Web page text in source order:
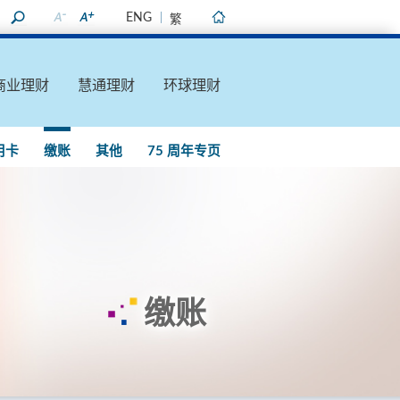
ENG 繁
业理财 慧通理财 环球理财
卡 缴账 其他 75 周年专页
缴账